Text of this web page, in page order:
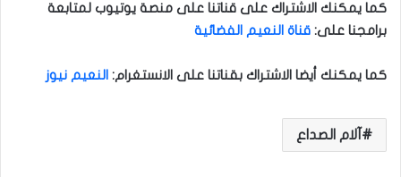
كما يمكنك الاشتراك على قناتنا على منصة يوتيوب لمتابعة
برامجنا على: قناة النعيم الفضائية
كما يمكنك أيضا الاشتراك بقناتنا على الانستغرام: النعيم نيوز
آلام الصداع